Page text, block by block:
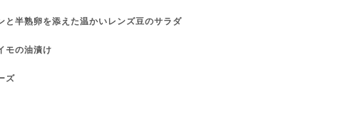
と半熟卵を添えた温かいレンズ豆のサラダ
モの油漬け
ズ